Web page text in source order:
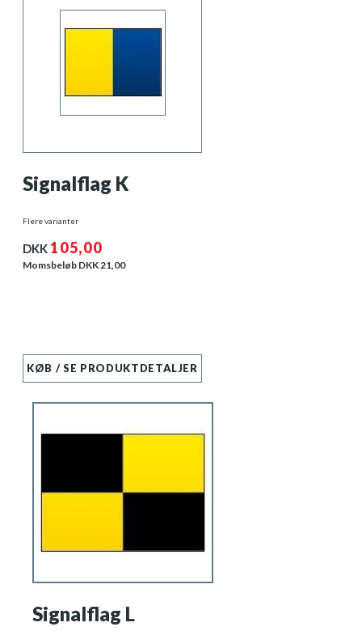
Signalflag K
Flere varianter
DKK 105,00
Momsbeløb DKK21,00
KØB / SE PRODUKTDETALJER
Signalflag L